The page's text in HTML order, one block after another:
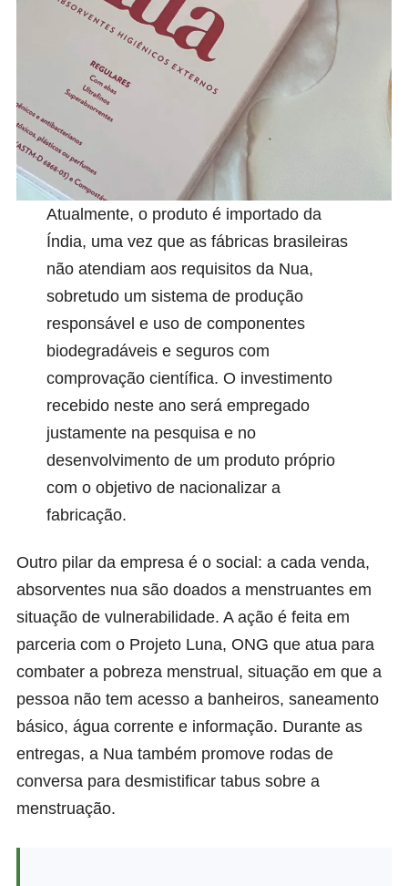
Atualmente, o produto é importado da
Índia, uma vez que as fábricas brasileiras
não atendiam aos requisitos da Nua,
sobretudo um sistema de produção
responsável e uso de componentes
biodegradáveis e seguros com
comprovação científica. O investimento
recebido neste ano será empregado
justamente na pesquisa e no
desenvolvimento de um produto próprio
com o objetivo de nacionalizar a
fabricação.
Outro pilar da empresa é o social: a cada venda,
absorventes nua são doados a menstruantes em
situação de vulnerabilidade. A ação é feita em
parceria com o Projeto Luna, ONG que atua para
combater a pobreza menstrual, situação em que a
pessoa não tem acesso a banheiros, saneamento
básico, água corrente e informação. Durante as
entregas, a Nua também promove rodas de
conversa para desmistificar tabus sobre a
menstruação.